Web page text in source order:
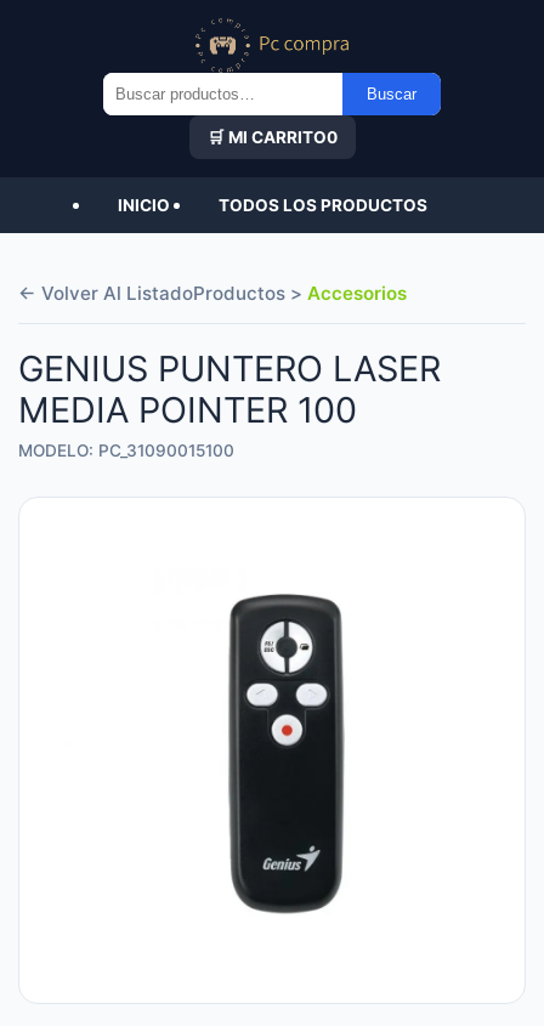
Buscar
por:
Buscar
🛒 MI CARRITO0
INICIO TODOS LOS PRODUCTOS
← Volver Al ListadoProductos > Accesorios
GENIUS PUNTERO LASER
MEDIA POINTER 100
MODELO: PC_31090015100